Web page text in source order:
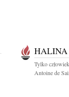
Tylko
Antoine de